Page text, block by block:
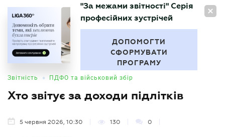
UA
БУХГАЛТЕР
"За межами звітності" Серія
професійних зустрічей
ДОПОМОГТИ
СФОРМУВАТИ
ПРОГРАМУ
Звітність • ПДФО та військовий збір
Хто звітує за доходи підлітків
5 червня 2026, 10:30 130 0